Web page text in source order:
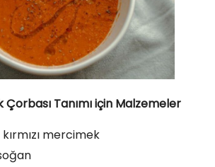
Çorbası Tanımı için Malzemeler
mercimek